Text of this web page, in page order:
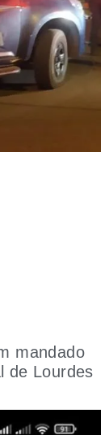
mandado
de Lourdes